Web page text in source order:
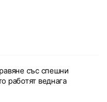
със спешни
работят веднага